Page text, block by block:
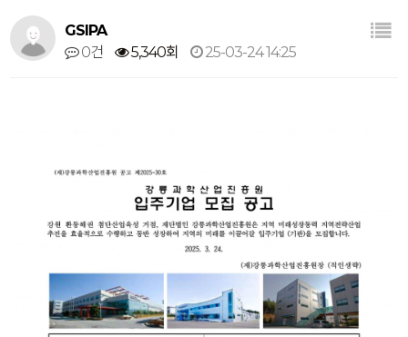
GSIPA
0건
5,340회 25-03-24 14:25